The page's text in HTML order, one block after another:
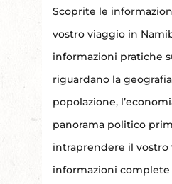
Scoprite le
vostro viaggio in
informazioni pratiche
riguardano la
popolazione,
panorama politico
intraprendere il vostro
informazioni complete